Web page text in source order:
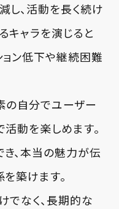
し、活動を長く続け
キャラを演じると
ョン低下や継続困難
の自分でユーザー
活動を楽しめます。
き、本当の魅力が伝
築けます。
でなく、長期的な